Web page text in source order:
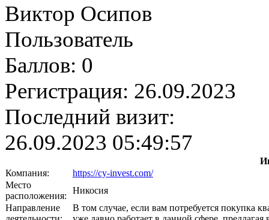
Виктор Осипов
Пользователь
Баллов: 0
Регистрация: 26.09.2023
Последний визит:
26.09.2023 05:49:57
Компания:
https://cy-invest.com/
Место
расположения:
Никосия
Направление
В том случае, если вам потребуется покупка